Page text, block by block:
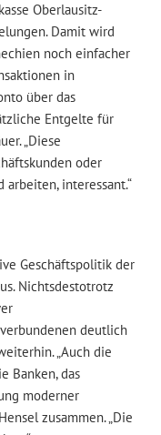
Oberlausitz-
Damit wird
noch einfacher
in
über das
Entgelte für
„Diese
oder
interessant.“
Geschäftspolitik der
Nichtsdestotrotz
deutlich
„Auch die
Banken, das
moderner
zusammen. „Die